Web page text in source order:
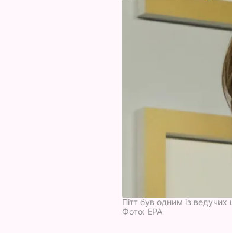
Пітт був одним із
Фото: ЕРА